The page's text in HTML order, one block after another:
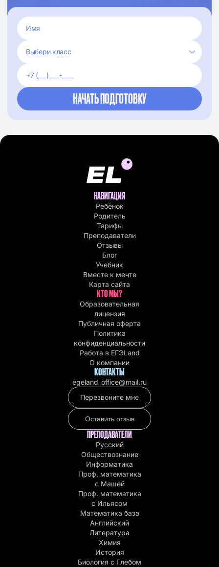
НАВИГАЦИЯ
Ребёнок
Родитель
Тарифы
Преподаватели
Отзывы
Блог
Учебник
Вместе к мечте
Карта сайта
КТО МЫ?
Образовательная
лицензия
Публичная оферта
Политика
конфиденциальности
Работа в EГЭLand
О компании
КОНТАКТЫ
egeland_office@mail.ru
Перезвоните мне
Оставить отзыв
ПРЕПОДАВАТЕЛИ
Русский
Обществознание
Информатика
Проф. математика
с Машей
Проф. математика
c Ильясом
Математика база
Английский
Литература
Химия
История
Биология с Глебом